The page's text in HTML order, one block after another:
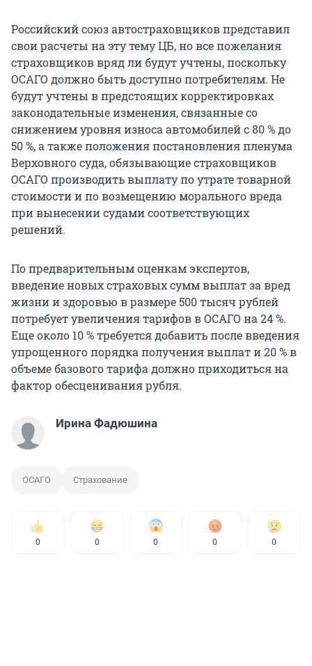
Российский союз автостраховщиков представил
свои расчеты на эту тему ЦБ, но все пожелания
страховщиков вряд ли будут учтены, поскольку
ОСАГО должно быть доступно потребителям. Не
будут учтены в предстоящих корректировках
законодательные изменения, связанные со
снижением уровня износа автомобилей с 80 % до
50 %, а также положения постановления пленума
Верховного суда, обязывающие страховщиков
ОСАГО производить выплату по утрате товарной
стоимости и по возмещению морального вреда
при вынесении судами соответствующих
решений.
По предварительным оценкам экспертов,
введение новых страховых сумм выплат за вред
жизни и здоровью в размере 500 тысяч рублей
потребует увеличения тарифов в ОСАГО на 24 %.
Еще около 10 % требуется добавить после введения
упрощенного порядка получения выплат и 20 % в
объеме базового тарифа должно приходиться на
фактор обесценивания рубля.
Ирина Фадюшина
ОСАГО Страхование
0 0 0 0 0